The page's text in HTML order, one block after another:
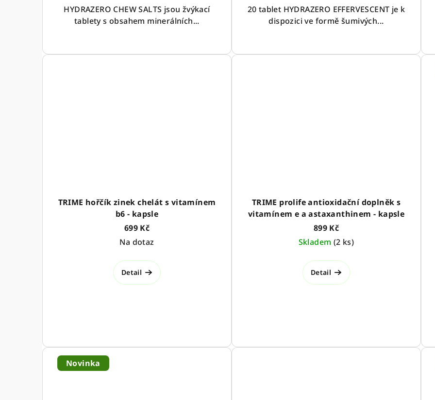
HYDRAZERO CHEW SALTS jsou žvýkací
tablety s obsahem minerálních...
20 tablet HYDRAZERO EFFERVESCENT je k
dispozici ve formě šumivých...
TRIME hořčík zinek chelát s vitamínem
b6 - kapsle
699 Kč
Na dotaz
Detail
TRIME prolife antioxidační doplněk s
vitamínem e a astaxanthinem - kapsle
899 Kč
Skladem (2 ks)
Detail
Novinka